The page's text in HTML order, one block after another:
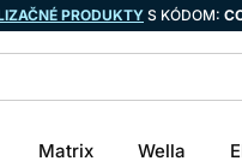
PRODUKTY S KÓDOM:
Matrix Wella